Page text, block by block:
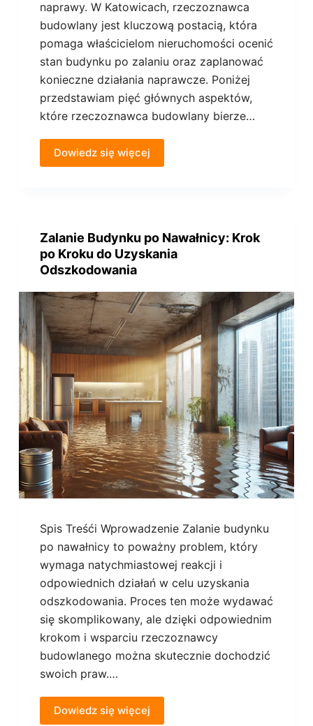
naprawy. W Katowicach, rzeczoznawca
budowlany jest kluczową postacią, która
pomaga właścicielom nieruchomości ocenić
stan budynku po zalaniu oraz zaplanować
konieczne działania naprawcze. Poniżej
przedstawiam pięć głównych aspektów,
które rzeczoznawca budowlany bierze…
Dowiedz się więcej
Zalanie Budynku po Nawałnicy: Krok
po Kroku do Uzyskania
Odszkodowania
Spis Treśći Wprowadzenie Zalanie budynku
po nawałnicy to poważny problem, który
wymaga natychmiastowej reakcji i
odpowiednich działań w celu uzyskania
odszkodowania. Proces ten może wydawać
się skomplikowany, ale dzięki odpowiednim
krokom i wsparciu rzeczoznawcy
budowlanego można skutecznie dochodzić
swoich praw.…
Dowiedz się więcej